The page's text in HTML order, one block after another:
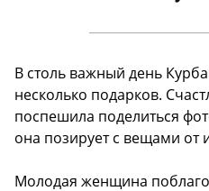
В столь важный день
несколько подарков.
поспешила поделиться
она позирует с вещами от
Молодая женщина